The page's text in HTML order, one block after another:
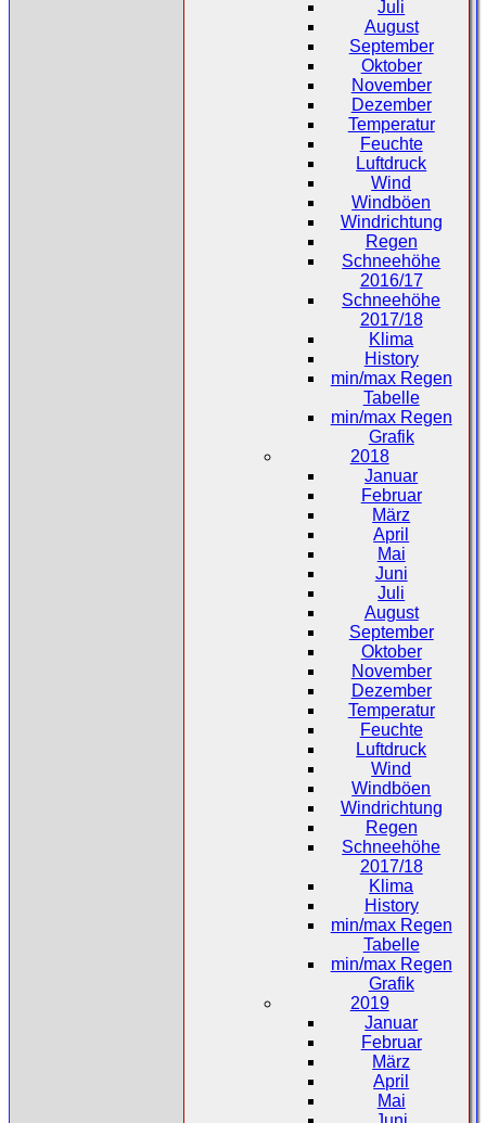
Juli
August
September
Oktober
November
Dezember
Temperatur
Feuchte
Luftdruck
Wind
Windböen
Windrichtung
Regen
Schneehöhe
2016/17
Schneehöhe
2017/18
Klima
History
min/max Regen
Tabelle
min/max Regen
Grafik
2018
Januar
Februar
März
April
Mai
Juni
Juli
August
September
Oktober
November
Dezember
Temperatur
Feuchte
Luftdruck
Wind
Windböen
Windrichtung
Regen
Schneehöhe
2017/18
Klima
History
min/max Regen
Tabelle
min/max Regen
Grafik
2019
Januar
Februar
März
April
Mai